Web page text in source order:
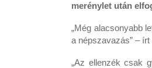
merénylet után
„Még alacsonyabb
a népszavazás” –
„Az ellenzék csak